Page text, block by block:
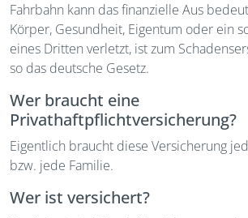
Fahrbahn kann das finanzielle Aus
Körper, Gesundheit, Eigentum oder ein
eines Dritten verletzt, ist zum
so das deutsche Gesetz.
Wer braucht eine
Privathaftpflichtversicherung?
Eigentlich braucht diese Versicherung
bzw. jede Familie.
Wer ist versichert?